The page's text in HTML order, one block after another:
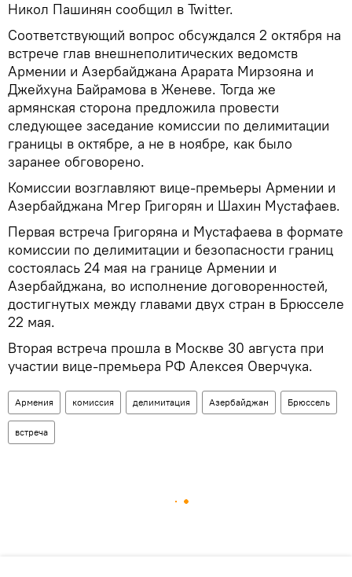
Никол Пашинян сообщил в Twitter.
Соответствующий вопрос обсуждался 2 октября на
встрече глав внешнеполитических ведомств
Армении и Азербайджана Арарата Мирзояна и
Джейхуна Байрамова в Женеве. Тогда же
армянская сторона предложила провести
следующее заседание комиссии по делимитации
границы в октябре, а не в ноябре, как было
заранее обговорено.
Комиссии возглавляют вице-премьеры Армении и
Азербайджана Мгер Григорян и Шахин Мустафаев.
Первая встреча Григоряна и Мустафаева в формате
комиссии по делимитации и безопасности границ
состоялась 24 мая на границе Армении и
Азербайджана, во исполнение договоренностей,
достигнутых между главами двух стран в Брюсселе
22 мая.
Вторая встреча прошла в Москве 30 августа при
участии вице-премьера РФ Алексея Оверчука.
Армения комиссия делимитация Азербайджан Брюссель
встреча